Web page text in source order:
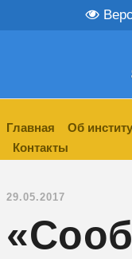
Главная Об
Контакты
29.05.2017